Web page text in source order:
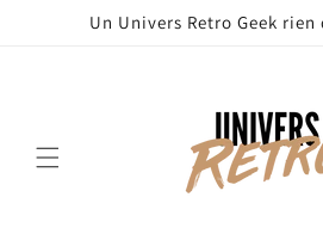
passerUn Univers Retro Geek